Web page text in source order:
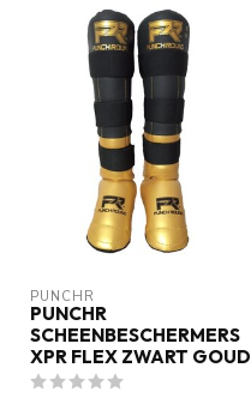
PUNCHR
PUNCHR
SCHEENBESCHERMERS
XPR FLEX ZWART GOUD